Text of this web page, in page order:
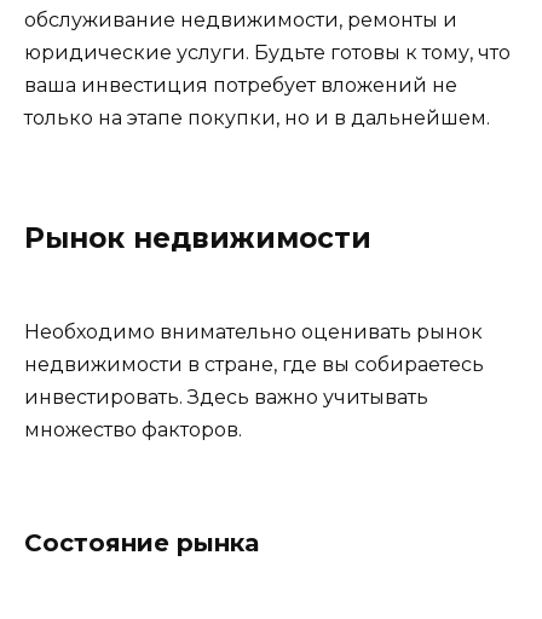
обслуживание недвижимости, ремонты и
юридические услуги. Будьте готовы к тому, что
ваша инвестиция потребует вложений не
только на этапе покупки, но и в дальнейшем.
Рынок недвижимости
Необходимо внимательно оценивать рынок
недвижимости в стране, где вы собираетесь
инвестировать. Здесь важно учитывать
множество факторов.
Состояние рынка